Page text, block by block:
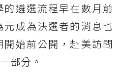
遴選流程早在數月前
成為決選者的消息也
始前公開，赴美訪問
部分。